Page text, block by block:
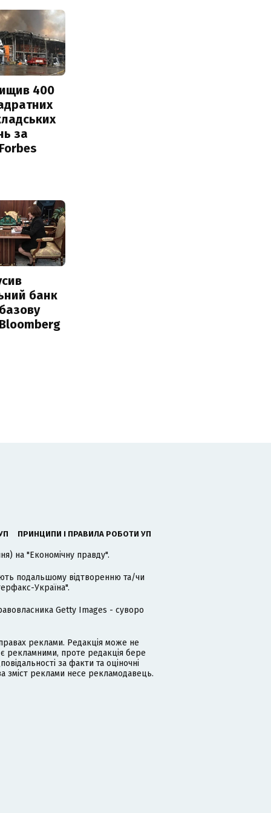
400
за
банк
ПРИНЦИПИ І ПРАВИЛА РОБОТИ УП
на "Економічну правду".
подальшому відтворенню та/чи
Україна".
Getty Images - суворо
реклами. Редакція може не
рекламними, проте редакція бере
за факти та оціночні
зміст реклами несе рекламодавець.